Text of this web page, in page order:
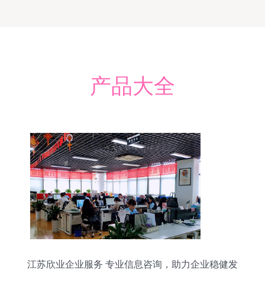
产品大全
江苏欣业企业服务 专业信息咨询，助力企业稳健发